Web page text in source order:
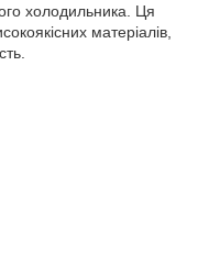
холодильника. Ця
матеріалів,